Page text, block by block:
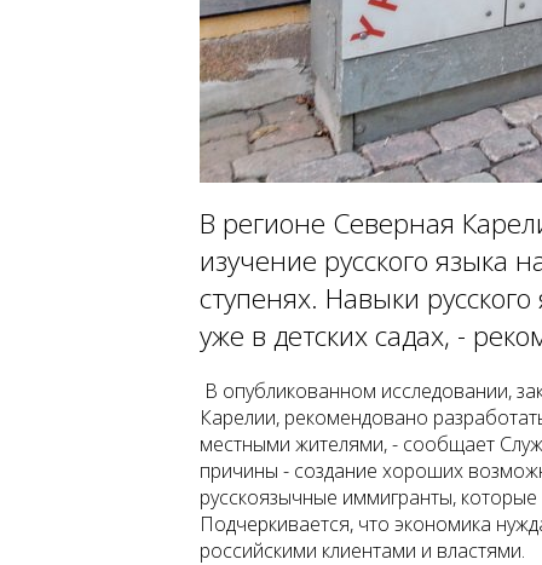
В регионе Северная
изучение русского языка
ступенях. Навыки
уже в детских садах, -
В опубликованном исследовании,
Карелии, рекомендовано
местными жителями, - сообщает
причины - создание хороших
русскоязычные иммигранты,
Подчеркивается, что экономика
российскими клиентами и властями.